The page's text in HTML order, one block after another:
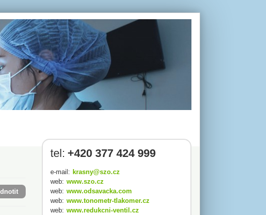
tel: +420 377 424 999
e-mail: krasny@szo.cz
web: www.szo.cz
web: www.odsavacka.com
web: www.tonometr-tlakomer.cz
web: www.redukcni-ventil.cz